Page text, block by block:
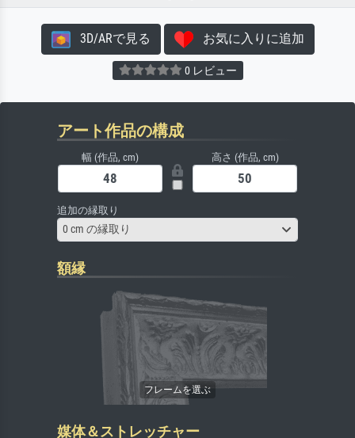
3D/ARで見る お気に入りに追加
0 レビュー
アート作品の構成
幅 (作品, cm) 高さ (作品, cm)
追加の縁取り
0 cm の縁取り
額縁
媒体＆ストレッチャー